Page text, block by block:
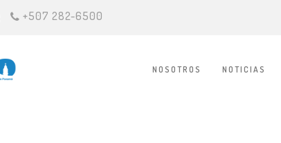
+507 282-6500
NOSOTROS NOTICIAS